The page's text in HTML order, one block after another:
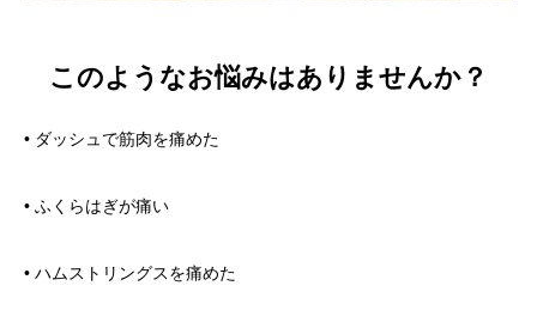
このようなお悩みはありませんか？
• ダッシュで筋肉を痛めた
• ふくらはぎが痛い
• ハムストリングスを痛めた